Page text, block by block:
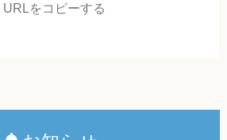
URLをコピーする